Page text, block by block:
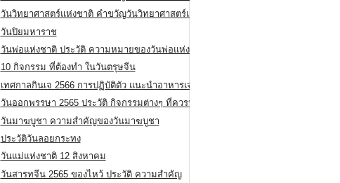
วันวิทยาศาสตร์แห่งชาติ คำขวัญวันวิทยาศาสตร์แห่งชาติ
วันปิยมหาราช
วันพ่อแห่งชาติ ประวัติ ความหมายของวันพ่อแห่งชาติ
10 กิจกรรม ที่ต้องทำ ในวันตรุษจีน
เทศกาลกินเจ 2566 การปฏิบัติตัว แนะนำอาหารเจ
วันออกพรรษา 2565 ประวัติ กิจกรรมต่างๆ ที่ควรปฏิบัติ
วันมาฆบูชา ความสำคัญของวันมาฆบูชา
ประวัติวันลอยกระทง
วันแม่แห่งชาติ 12 สิงหาคม
วันสารทจีน 2565 ของไหว้ ประวัติ ความสำคัญ